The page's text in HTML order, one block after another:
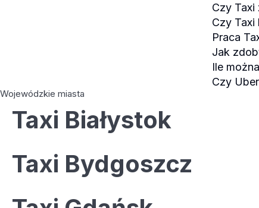
Czy Taxi
Czy
Praca
Jak
Ile
Czy
Wojewódzkie miasta
Taxi Białystok
Taxi Bydgoszcz